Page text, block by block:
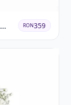
RON359